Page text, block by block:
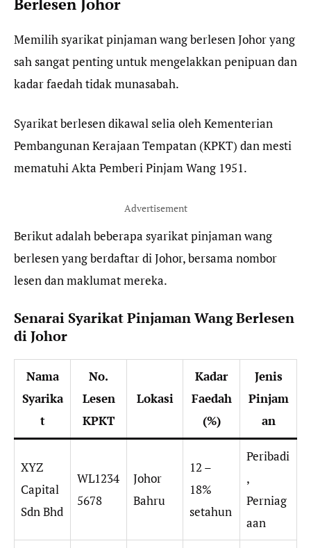
Memilih syarikat pinjaman wang berlesen Johor yang
sah sangat penting untuk mengelakkan penipuan dan
kadar faedah tidak munasabah.
Syarikat berlesen dikawal selia oleh Kementerian
Pembangunan Kerajaan Tempatan (KPKT) dan mesti
mematuhi Akta Pemberi Pinjam Wang 1951.
Advertisement
Berikut adalah beberapa syarikat pinjaman wang
berlesen yang berdaftar di Johor, bersama nombor
lesen dan maklumat mereka.
Senarai Syarikat Pinjaman Wang Berlesen
di Johor
Nama
Syarika
t
No.
Lesen
KPKT
Lokasi
Kadar
Faedah
(%)
Jenis
Pinjam
an
XYZ
Capital
Sdn Bhd
WL1234
5678
Johor
Bahru
12 –
18%
setahun
Peribadi
,
Perniag
aan